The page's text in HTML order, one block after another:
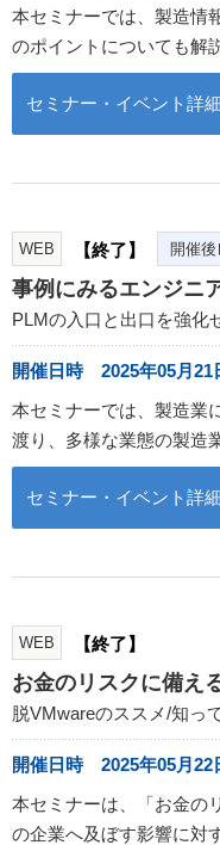
本セミナーでは、製造情
のポイントについても解
セミナー・イベント詳細
WEB 【終了】 開催
事例にみるエンジニ
PLMの入口と出口を強化
開催日時 2025年05月
本セミナーでは、製造業
渡り、多様な業態の製造
セミナー・イベント詳細
WEB 【終了】
お金のリスクに備え
脱VMwareのススメ/知っ
開催日時 2025年05月22
本セミナーは、「お金の
の企業へ及ぼす影響に対